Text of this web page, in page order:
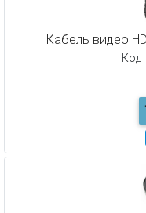
Кабель видео
Код